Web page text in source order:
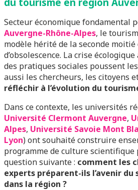
Secteur économique fondamental
Auvergne-Rhône-Alpes, le
modèle hérité de la seconde moitié
d’obsolescence. La crise
des pratiques sociales poussent
aussi les chercheurs, les citoyens
réfléchir à l’évolution du
Dans ce contexte, les universités
Université Clermont Auvergne,
Alpes, Université Savoie Mont
Lyon) ont souhaité construire
programme de culture scientifique
question suivante : comment les
experts préparent-ils l’avenir
dans la région ?